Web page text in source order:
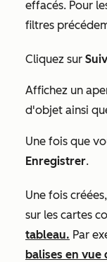
effacés. Pour
filtres
Cliquez sur
Affichez un
d'objet ainsi
Une fois que
Enregistrer.
Une fois
sur les cartes
tableau. Par
balises en vue